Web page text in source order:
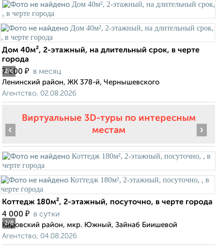
2/6
Дом 40м², 2-этажный, на длительный срок, в черте
города
7 000 ₽ в месяц
Ленинский район, ЖК 378-й, Чернышевского
Агентство, 02.08.2026
Виртуальные 3D-туры по интересным
местам
2/8
‹ ›
Коттедж 180м², 2-этажный, посуточно, в черте города
4 000 ₽ в сутки
Кировский район, мкр. Южный, Зайнаб Биишевой
Агентство, 04.08.2026